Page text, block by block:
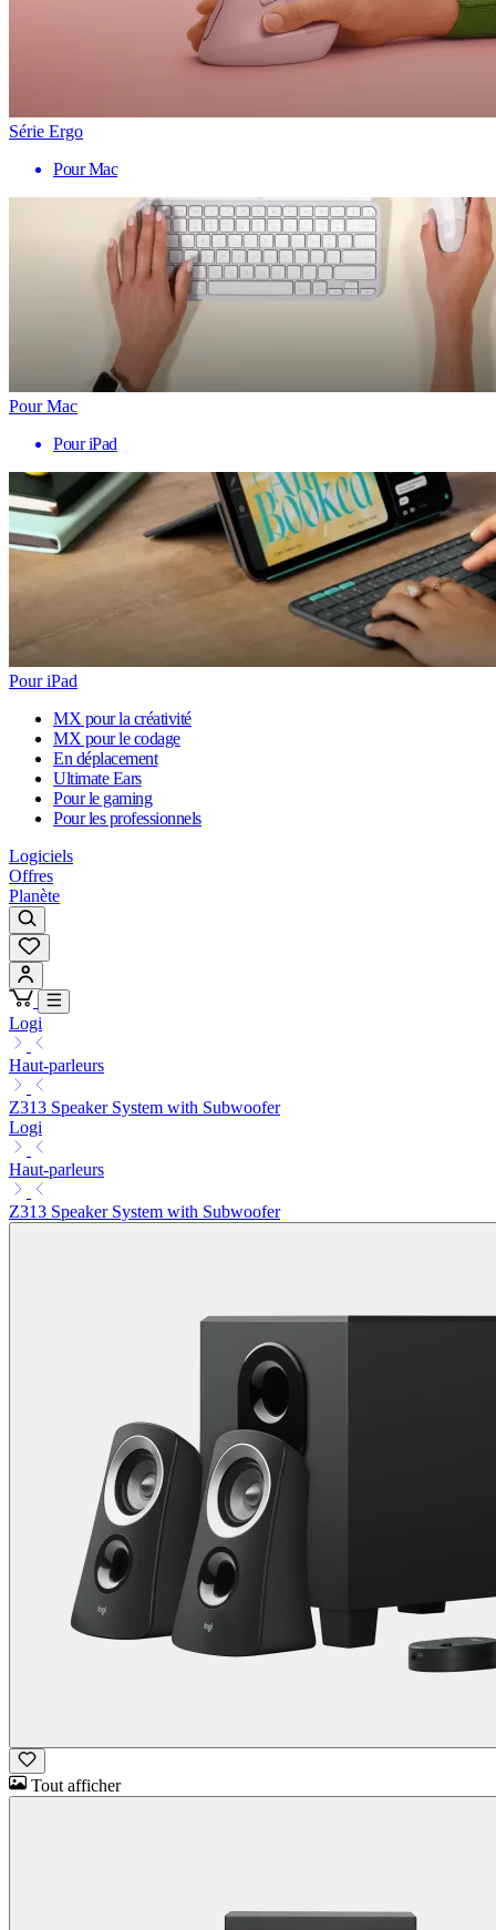
Série Ergo
Pour Mac
Pour Mac
Pour iPad
Pour iPad
MX pour la créativité
MX pour le codage
En déplacement
Ultimate Ears
Pour le gaming
Pour les professionnels
Logiciels
Offres
Planète
Logi
Haut-parleurs
Z313 Speaker System with Subwoofer
Logi
Haut-parleurs
Z313 Speaker System with Subwoofer
Tout afficher